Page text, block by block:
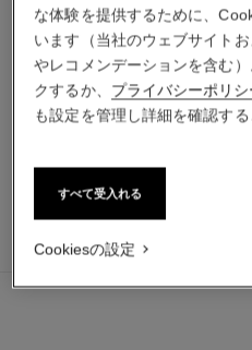
ミロワール ドゥーブル ファ
セット
コンパクト ミラー
参照番号137500
¥ 5,720*
カートに追加する
な体験を提供するために、
います（当社のウェブサイト
やレコメンデーションを含む
クするか、 プライバシーポリシ
も設定を管理し詳細を確認する
すべて受入れる
Cookiesの設定